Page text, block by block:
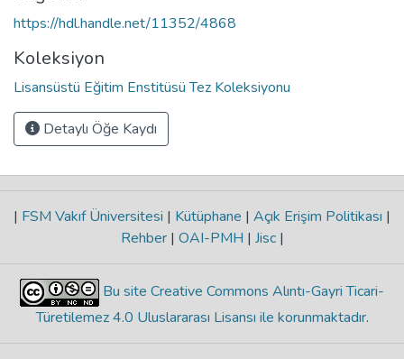
https://hdl.handle.net/11352/4868
Koleksiyon
Lisansüstü Eğitim Enstitüsü Tez Koleksiyonu
Detaylı Öğe Kaydı
| FSM Vakıf Üniversitesi | Kütüphane | Açık Erişim Politikası |
Rehber | OAI-PMH | Jisc |
Bu site Creative Commons Alıntı-Gayri Ticari-
Türetilemez 4.0 Uluslararası Lisansı ile korunmaktadır.